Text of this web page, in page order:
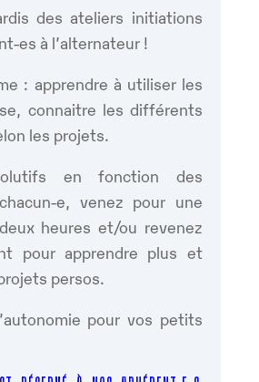
des ateliers initiations
es à l’alternateur !
: apprendre à utiliser les
connaitre les différents
les projets.
en fonction des
e, venez pour une
heures et/ou revenez
pour apprendre plus et
persos.
pour vos petits